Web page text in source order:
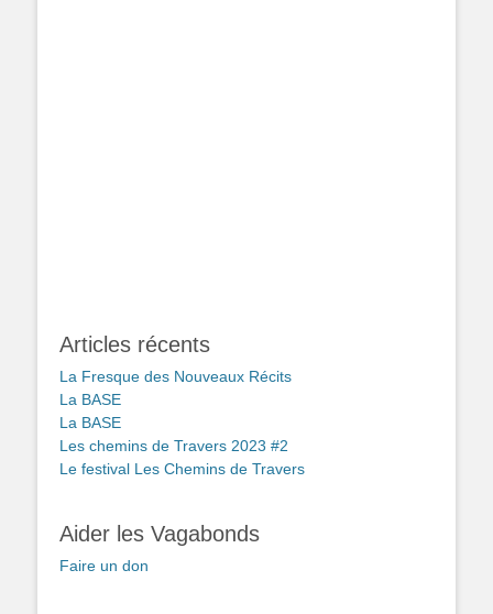
Articles récents
La Fresque des Nouveaux Récits
La BASE
La BASE
Les chemins de Travers 2023 #2
Le festival Les Chemins de Travers
Aider les Vagabonds
Faire un don